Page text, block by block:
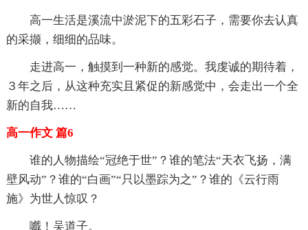
高一生活是溪流中淤泥下的五彩石子，需要你去认真
的采撷，细细的品味。
走进高一，触摸到一种新的感觉。我虔诚的期待着，
３年之后，从这种充实且紧促的新感觉中，会走出一个全
新的自我……
高一作文 篇6
谁的人物描绘“冠绝于世”？谁的笔法“天衣飞扬，满
壁风动”？谁的“白画”“只以墨踪为之”？谁的《云行雨
施》为世人惊叹？
嚱！吴道子。